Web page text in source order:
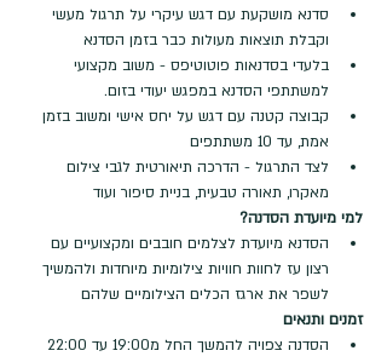
סדנא מושקעת עם דגש עיקרי על תרגול מעשי
וקבלת תוצאות מעולות כבר בזמן הסדנא
בלעדי בסדנאות פוטוטיפס - משוב מקצועי
למשתתפי הסדנא במפגש יעודי בזום.
קבוצה קטנה עם דגש על יחס אישי ומשוב בזמן
אמת, עד 10 משתתפים
לצד התרגול - הדרכה תיאורטית לגבי צילום
מאקרו, תאורה טבעית, בניית סיפור ועוד
למי מיועדת הסדנה?
הסדנא מיועדת לצלמים חובבים ומקצועיים עם
רצון עז לחוות חוויות צילומיות מיוחדות ולהמשיך
לשפר את ארגז הכלים הצילומיים שלהם
זמנים ותנאים
הסדנה צפויה להמשך החל מ19:00 עד 22:00